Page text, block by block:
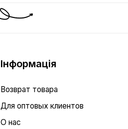
Інформація
Возврат товара
Для оптовых клиентов
О нас